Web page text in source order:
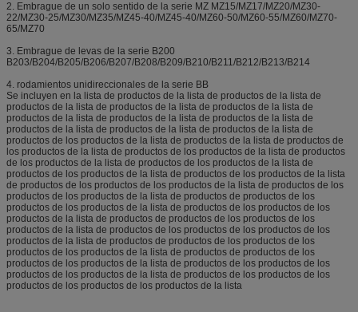
2. Embrague de un solo sentido de la serie MZ MZ15/MZ17/MZ20/MZ30-
22/MZ30-25/MZ30/MZ35/MZ45-40/MZ45-40/MZ60-50/MZ60-55/MZ60/MZ70-
65/MZ70
3. Embrague de levas de la serie B200
B203/B204/B205/B206/B207/B208/B209/B210/B211/B212/B213/B214
4. rodamientos unidireccionales de la serie BB
Se incluyen en la lista de productos de la lista de productos de la lista de
productos de la lista de productos de la lista de productos de la lista de
productos de la lista de productos de la lista de productos de la lista de
productos de la lista de productos de la lista de productos de la lista de
productos de los productos de la lista de productos de la lista de productos de
los productos de la lista de productos de los productos de la lista de productos
de los productos de la lista de productos de los productos de la lista de
productos de los productos de la lista de productos de los productos de la lista
de productos de los productos de los productos de la lista de productos de los
productos de los productos de la lista de productos de productos de los
productos de los productos de la lista de productos de los productos de los
productos de la lista de productos de productos de los productos de los
productos de la lista de productos de los productos de los productos de los
productos de la lista de productos de productos de los productos de los
productos de los productos de la lista de productos de productos de los
productos de los productos de la lista de productos de los productos de los
productos de los productos de la lista de productos de los productos de los
productos de los productos de los productos de la lista